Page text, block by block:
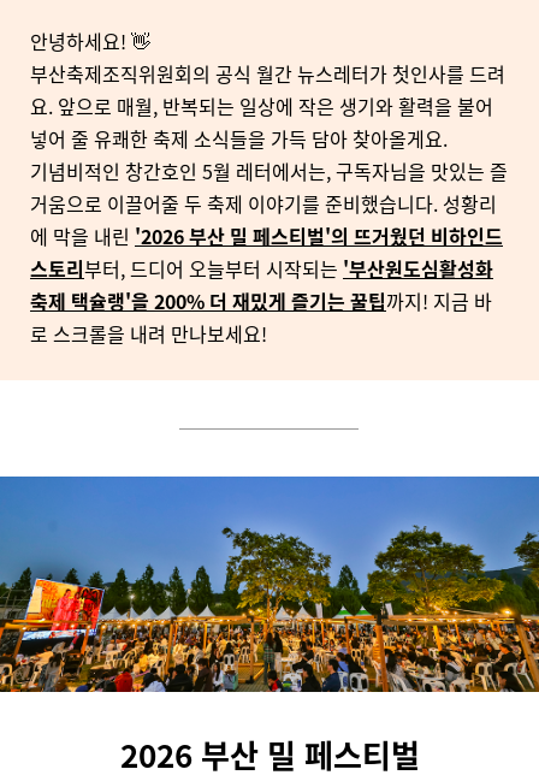
안녕하세요! 👋
부산축제조직위원회의 공식 월간 뉴스레터가 첫인사를 드려
요. 앞으로 매월, 반복되는 일상에 작은 생기와 활력을 불어
넣어 줄 유쾌한 축제 소식들을 가득 담아 찾아올게요.
기념비적인 창간호인 5월 레터에서는, 구독자님을 맛있는 즐
거움으로 이끌어줄 두 축제 이야기를 준비했습니다. 성황리
에 막을 내린 '2026 부산 밀 페스티벌'의 뜨거웠던 비하인드
스토리부터, 드디어 오늘부터 시작되는 '부산원도심활성화
축제 택슐랭'을 200% 더 재밌게 즐기는 꿀팁까지! 지금 바
로 스크롤을 내려 만나보세요!
2026 부산 밀 페스티벌